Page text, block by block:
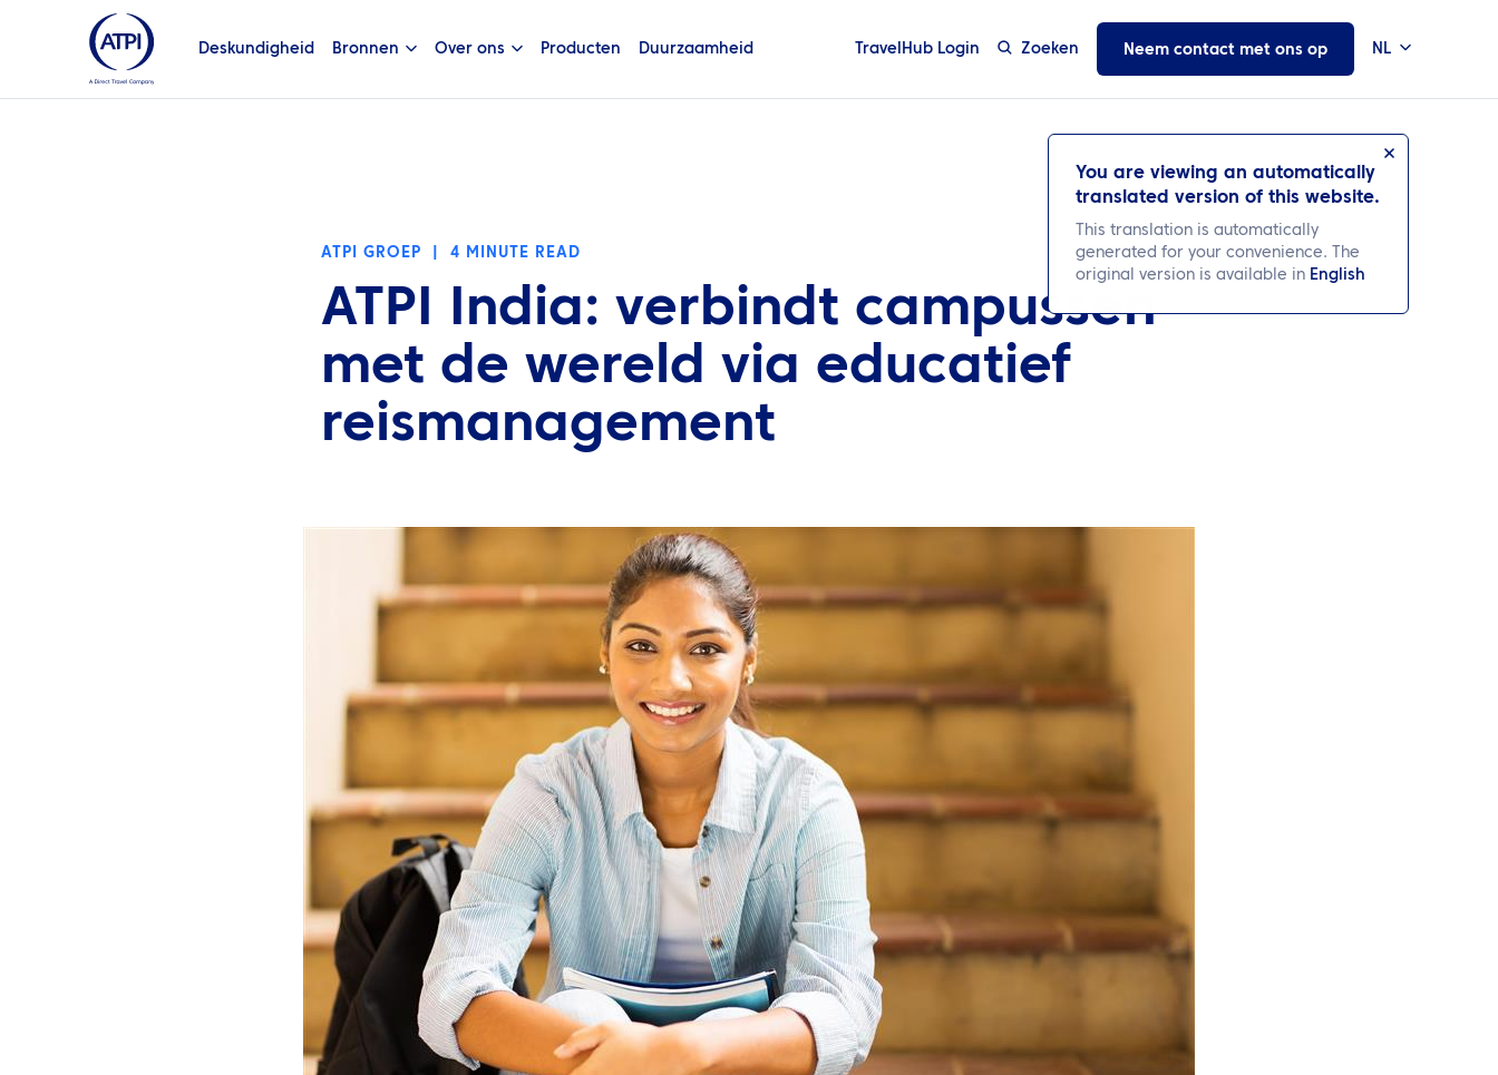
Deskundigheid Bronnen Over ons Producten Duurzaamheid TravelHub Login Zoeken Neem contact met ons op NL
You are viewing an automatically
translated version of this website.
This translation is automatically
generated for your convenience. The
original version is available in English
ATPI GROEP 4 MINUTE READ
ATPI India: verbindt campussen
met de wereld via educatief
reismanagement